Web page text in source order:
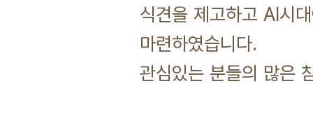
식견을 제고하고 AI시
마련하였습니다.
관심있는 분들의 많은